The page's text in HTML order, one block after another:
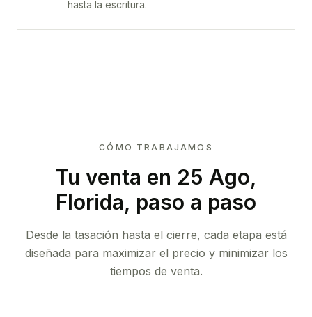
hasta la escritura.
CÓMO TRABAJAMOS
Tu venta en 25 Ago,
Florida, paso a paso
Desde la tasación hasta el cierre, cada etapa está
diseñada para maximizar el precio y minimizar los
tiempos de venta.